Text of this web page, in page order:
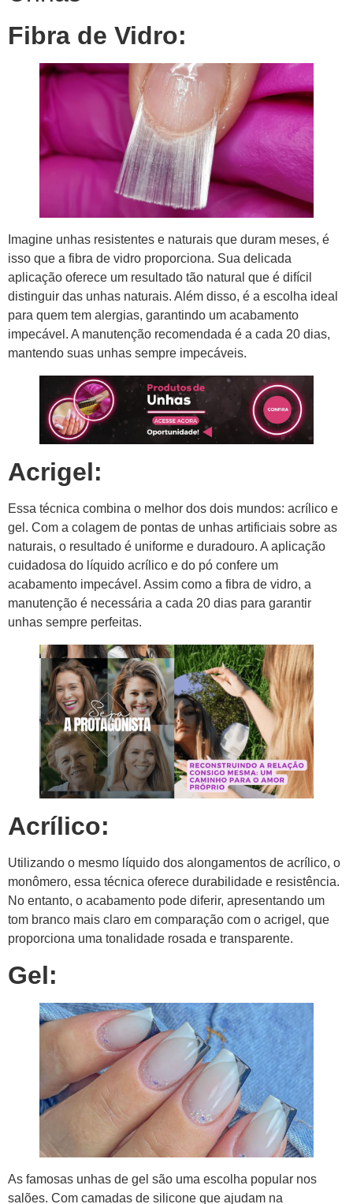
Fibra de Vidro:
Imagine unhas resistentes e naturais que duram meses, é
isso que a fibra de vidro proporciona. Sua delicada
aplicação oferece um resultado tão natural que é difícil
distinguir das unhas naturais. Além disso, é a escolha ideal
para quem tem alergias, garantindo um acabamento
impecável. A manutenção recomendada é a cada 20 dias,
mantendo suas unhas sempre impecáveis.
Acrigel:
Essa técnica combina o melhor dos dois mundos: acrílico e
gel. Com a colagem de pontas de unhas artificiais sobre as
naturais, o resultado é uniforme e duradouro. A aplicação
cuidadosa do líquido acrílico e do pó confere um
acabamento impecável. Assim como a fibra de vidro, a
manutenção é necessária a cada 20 dias para garantir
unhas sempre perfeitas.
Acrílico:
Utilizando o mesmo líquido dos alongamentos de acrílico, o
monômero, essa técnica oferece durabilidade e resistência.
No entanto, o acabamento pode diferir, apresentando um
tom branco mais claro em comparação com o acrigel, que
proporciona uma tonalidade rosada e transparente.
Gel:
As famosas unhas de gel são uma escolha popular nos
salões. Com camadas de silicone que ajudam na